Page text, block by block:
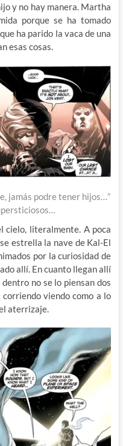
y no hay manera. Martha
porque se ha tomado
ha parido la vaca de una
esas cosas.
jamás podre tener hijos…”
cielo, literalmente. A poca
estrella la nave de Kal-El
por la curiosidad de
allí. En cuanto llegan allí
no se lo piensan dos
viendo como a lo
aterrizaje.